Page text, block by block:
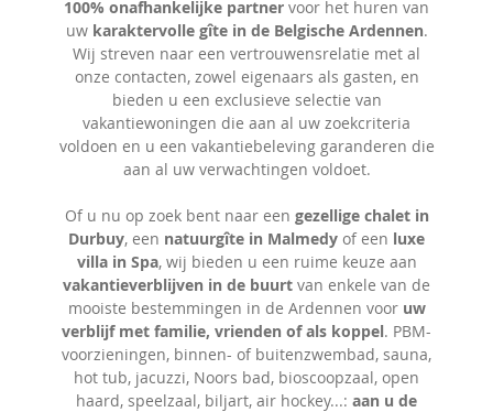
100% onafhankelijke partner voor het huren van
uw karaktervolle gîte in de Belgische Ardennen.
Wij streven naar een vertrouwensrelatie met al
onze contacten, zowel eigenaars als gasten, en
bieden u een exclusieve selectie van
vakantiewoningen die aan al uw zoekcriteria
voldoen en u een vakantiebeleving garanderen die
aan al uw verwachtingen voldoet.
Of u nu op zoek bent naar een gezellige chalet in
Durbuy, een natuurgîte in Malmedy of een luxe
villa in Spa, wij bieden u een ruime keuze aan
vakantieverblijven in de buurt van enkele van de
mooiste bestemmingen in de Ardennen voor uw
verblijf met familie, vrienden of als koppel. PBM-
voorzieningen, binnen- of buitenzwembad, sauna,
hot tub, jacuzzi, Noors bad, bioscoopzaal, open
haard, speelzaal, biljart, air hockey...: aan u de